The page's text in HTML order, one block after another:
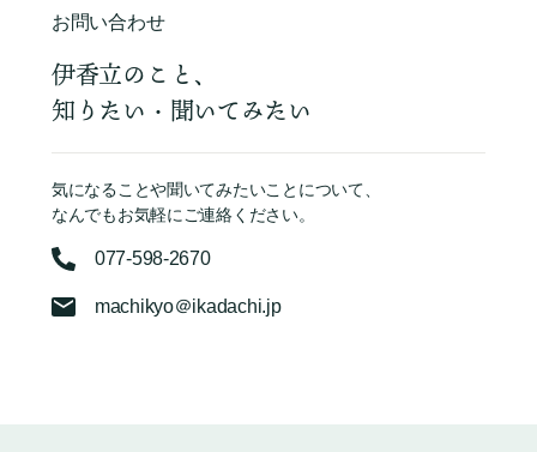
お問い合わせ
伊香立のこと、
知りたい・聞いてみたい
気になることや聞いてみたいことについて、
なんでもお気軽にご連絡ください。
077-598-2670
machikyo＠ikadachi.jp